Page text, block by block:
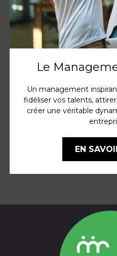
Le
Un management
fidéliser vos talents,
créer une véritable
EN